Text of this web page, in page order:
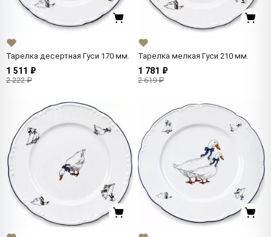
Тарелка десертная Гуси 170 мм.
1 511 ₽
2 222 ₽
Тарелка мелкая Гуси 210 мм.
1 781 ₽
2 619 ₽